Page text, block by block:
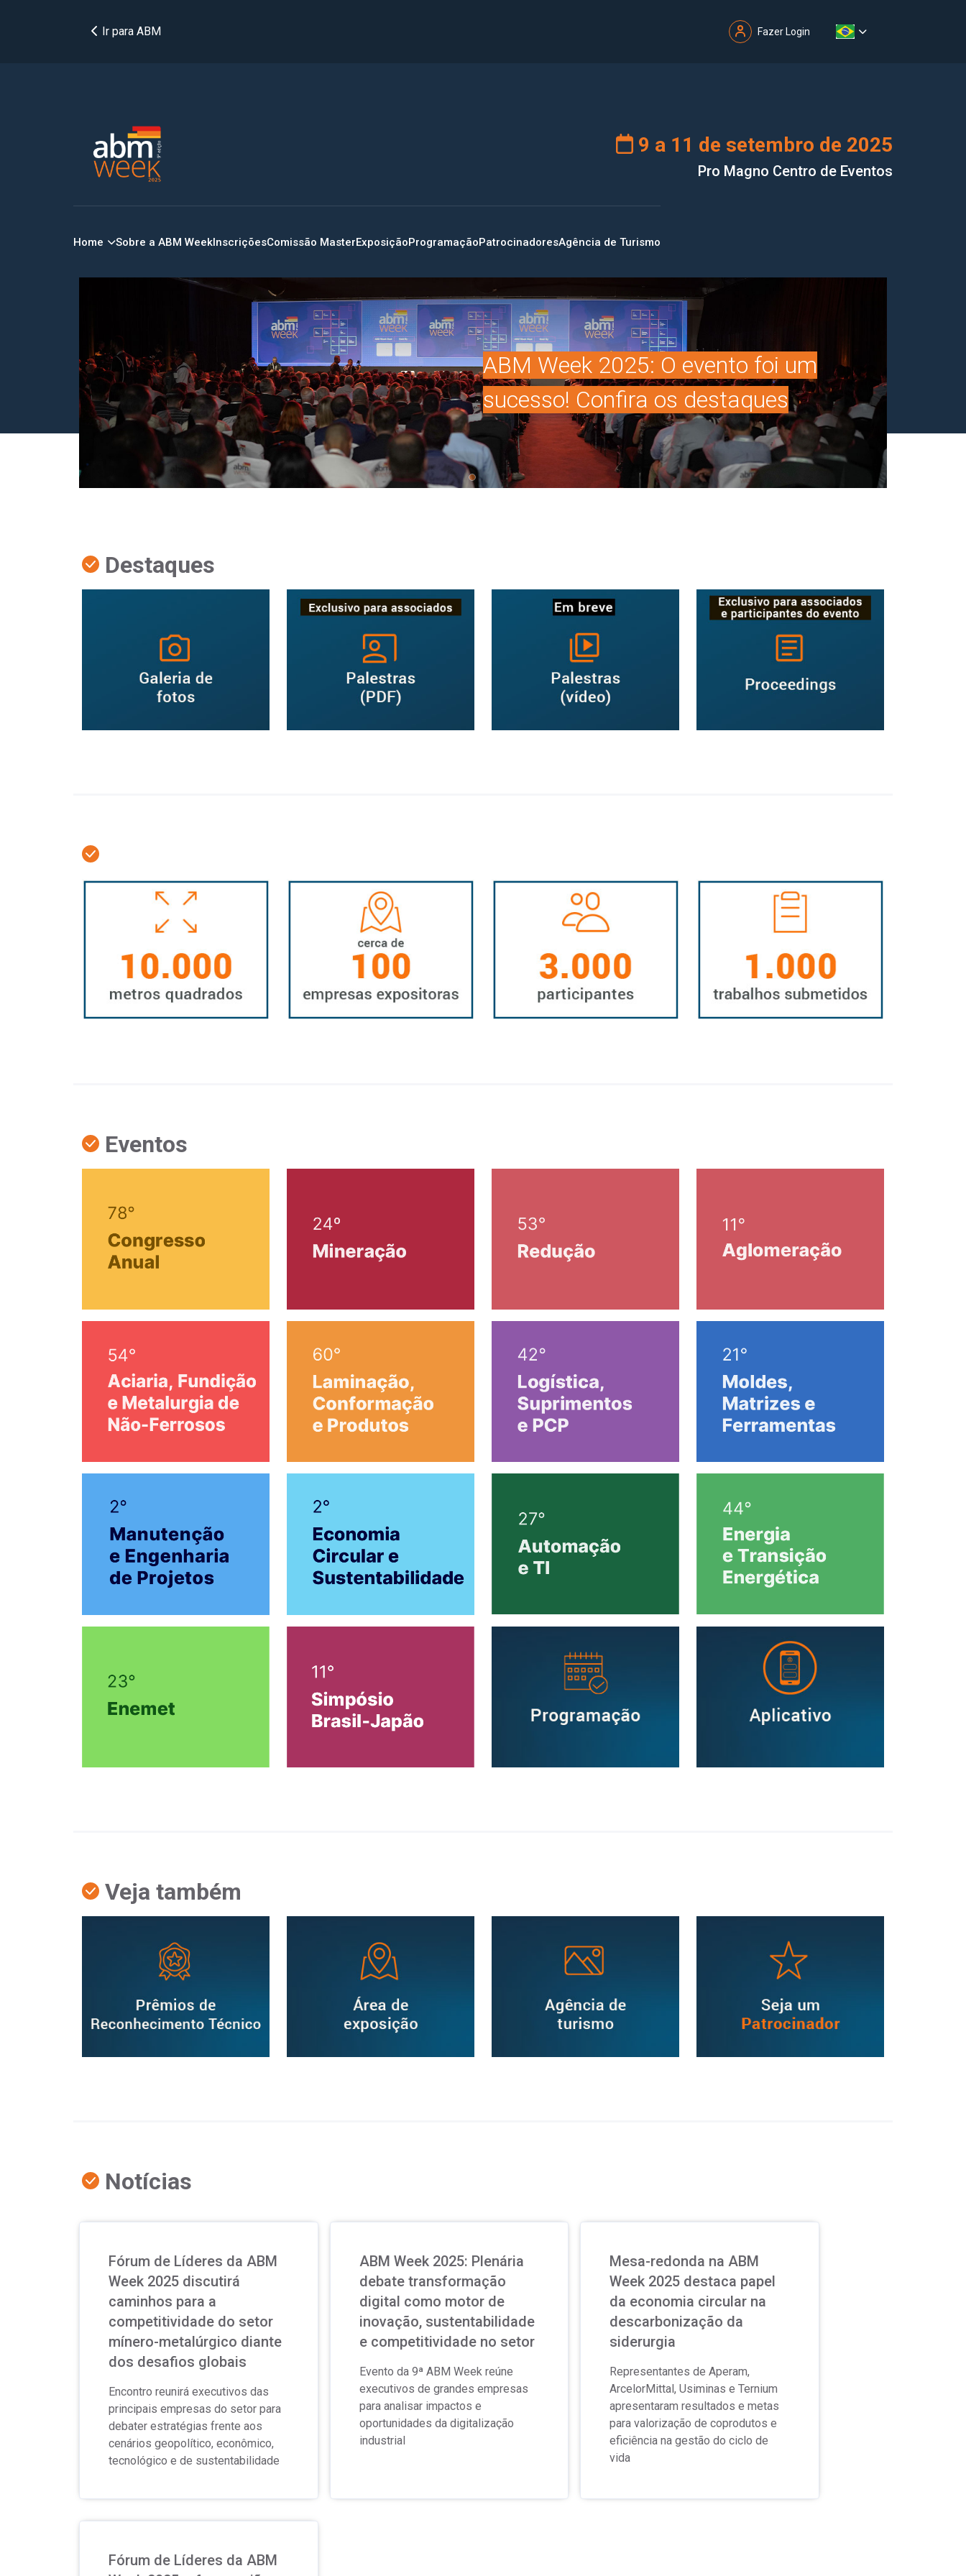
Ir para ABM Fazer Login
9 a 11 de setembro de 2025
Pro Magno Centro de Eventos
Home Comissão Master
Sobre a ABM Week Exposição PatrocinadoresAgência de Turismo
Inscrições Programação
ABM Week 2025: O evento foi um
sucesso! Confira os destaques
Destaques
Eventos
Veja também
Notícias
Fórum de Líderes da ABM
Week 2025 discutirá
caminhos para a
competitividade do setor
mínero-metalúrgico diante
dos desafios globais
Encontro reunirá executivos das
principais empresas do setor para
debater estratégias frente aos
cenários geopolítico, econômico,
tecnológico e de sustentabilidade
ABM Week 2025: Plenária
debate transformação
digital como motor de
inovação, sustentabilidade
e competitividade no setor
Evento da 9ª ABM Week reúne
executivos de grandes empresas
para analisar impactos e
oportunidades da digitalização
industrial
Mesa-redonda na ABM
Week 2025 destaca papel
da economia circular na
descarbonização da
siderurgia
Representantes de Aperam,
ArcelorMittal, Usiminas e Ternium
apresentaram resultados e metas
para valorização de coprodutos e
eficiência na gestão do ciclo de
vida
Fórum de Líderes da ABM